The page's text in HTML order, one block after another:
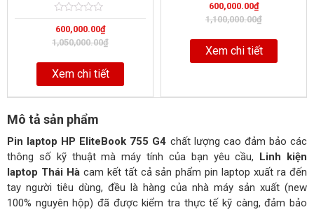
0
out
of
1,050,000.00₫
600,000.00₫
Xem chi tiết
0
out
of
1,100,000.00₫
600,000.00₫
Xem chi tiết
Mô tả sản phẩm
Pin laptop HP EliteBook 755 G4 chất lượng cao đảm bảo các
thông số kỹ thuật mà máy tính của bạn yêu cầu, Linh kiện
laptop Thái Hàcam kết tất cả sản phẩm pin laptop xuất ra đến
tay người tiêu dùng, đều là hàng của nhà máy sản xuất (new
100% nguyên hộp) đã được kiểm tra thực tế kỹ càng, đảm bảo